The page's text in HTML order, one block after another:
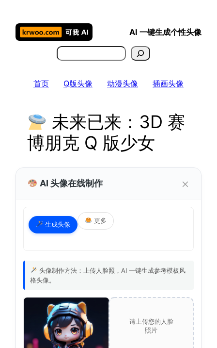
AI 一键生成个性头像
搜
索
首页 Q版头像 动漫头像 插画头像
未来已来：3D 赛
博朋克 Q 版少女
AI 头像在线制作 ×
生成头像
更多
头像制作方法：上传人脸照，AI 一键生成参考模板风
格头像。
请上传您的人脸
照片